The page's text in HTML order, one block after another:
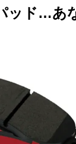
ッド…あ